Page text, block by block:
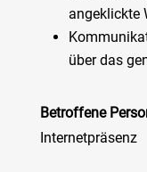
angeklickte
über das
Betroffene
Internetpräsenz